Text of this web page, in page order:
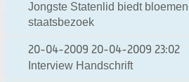
Jongste Statenlid biedt
staatsbezoek
20-04-2009 20-04-2009 23:02
Interview Handschrift